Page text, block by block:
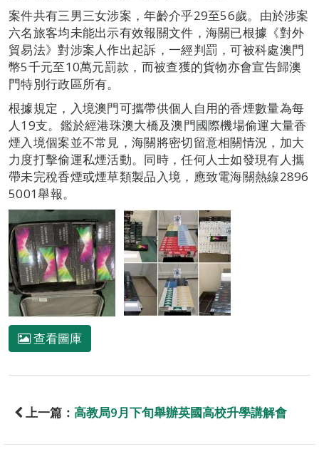
案件共有三男三女涉案，年齡介乎29至56歲。由於涉案
六名旅客均未能出示有效報關文件，海關已根據《對外
貿易法》對涉案人作出起訴，一經判罰，可被科處澳門
幣5千元至10萬元罰款，而被查獲的貨物亦會宣告歸澳
門特別行政區所有。
根據規定，入境澳門可攜帶供個人自用的香煙數量為每
人19支。鑑於經港珠澳大橋及澳門國際機場偷運大量香
煙入境個案並不常見，海關將密切留意相關情況，加大
力度打擊偷運私煙活動。同時，任何人士如發現有人攜
帶未完稅香煙或煙草類製品入境，應致電海關熱線2896
5001舉報。
查看圖庫
上一篇： 高教局9月下旬舉辦英國高校升學講解會